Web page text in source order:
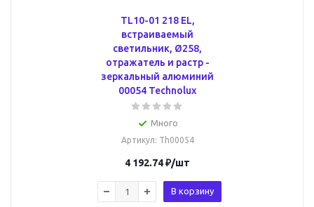
TL10-01 218 EL,
встраиваемый
светильник, Ø258,
отражатель и растр -
зеркальный алюминий
00054 Technolux
Много
Артикул: Th00054
4 192.74₽/шт
В корзину